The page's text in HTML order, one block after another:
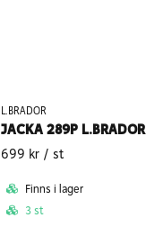
L.BRADOR
JACKA 289P L.BRADOR
699 kr / st
Finns i lager
3 st